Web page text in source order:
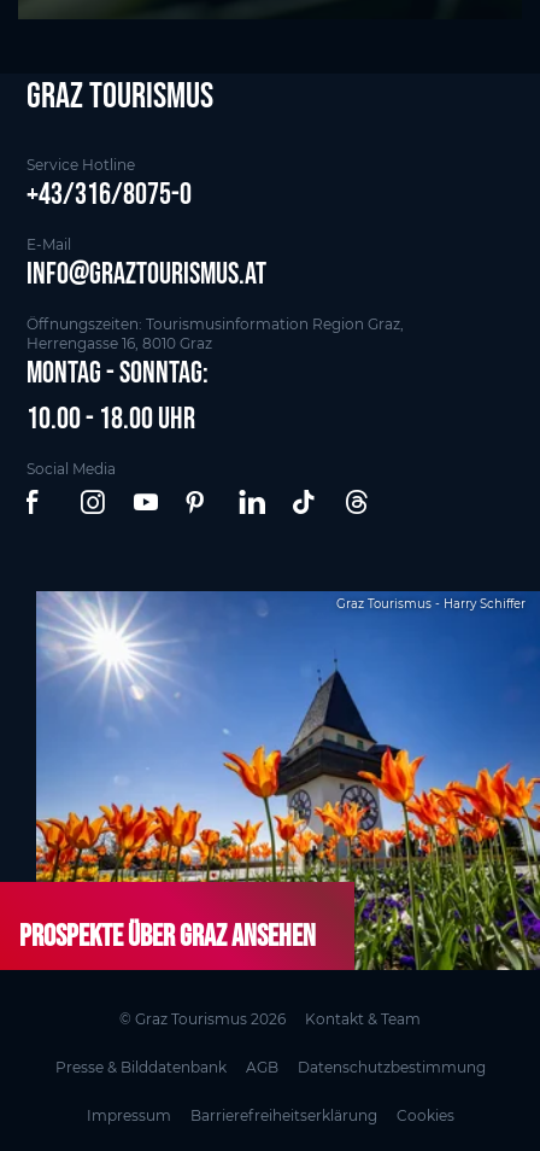
Graz tourismus
Service Hotline
+43/316/8075-0
E-Mail
info@graztourismus.at
Öffnungszeiten: Tourismusinformation Region Graz,
Herrengasse 16, 8010 Graz
Montag - Sonntag:
10.00 - 18.00 Uhr
Social Media
Graz Tourismus - Harry Schiffer
Prospekte über Graz ansehen
© Graz Tourismus 2026 Kontakt & Team
Presse & Bilddatenbank AGB Datenschutzbestimmung
Impressum Barrierefreiheitserklärung Cookies